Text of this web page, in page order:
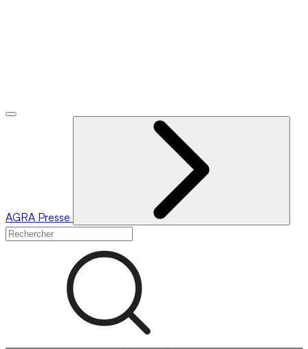
AGRA Presse